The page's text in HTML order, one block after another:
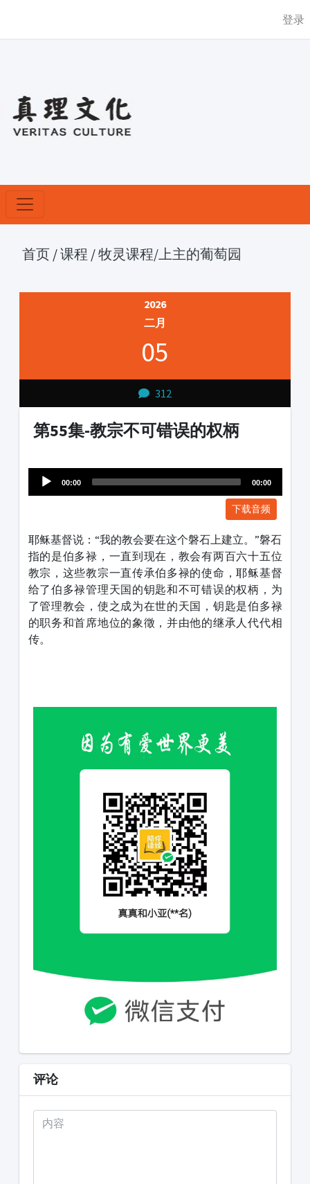
登录
首页 /课程 /牧灵课程/上主的葡萄园
2026
二月
05
312
第55集-教宗不可错误的权柄
Player
00:00 00:00
下载音频
耶稣基督说：“我的教会要在这个磐石上建立。”磐石
指的是伯多禄，一直到现在，教会有两百六十五位
教宗，这些教宗一直传承伯多禄的使命，耶稣基督
给了伯多禄管理天国的钥匙和不可错误的权柄，为
了管理教会，使之成为在世的天国，钥匙是伯多禄
的职务和首席地位的象徵，并由他的继承人代代相
传。
评论